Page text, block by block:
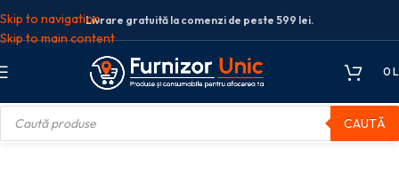
Skip to navigation
Skip to main content
Livrare gratuită la comenzi de peste 599 lei.
0
CAUTĂ
scolare